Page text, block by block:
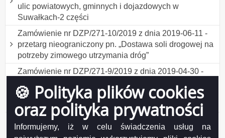
🍪 Polityka plików cookies
oraz polityka prywatności
Informujemy, iż w celu świadczenia usług na
ulic powiatowych, gminnych i dojazdowych w
Suwałkach-2 części
Zamówienie nr DZP/271-10/2019 z dnia 2019-06-11 -
przetarg nieograniczony pn. „Dostawa soli drogowej na
potrzeby zimowego utrzymania dróg”
Zamówienie nr DZP/271-9/2019 z dnia 2019-04-30 -
nawierzchni bitumicznej na ul. Utrata w mieście
Suwałki-2 części
Zamówienie nr DZP/271-8/2019 z dnia 2019-04-30 -
przetarg nieograniczony pn.Konserwacja urządzeń